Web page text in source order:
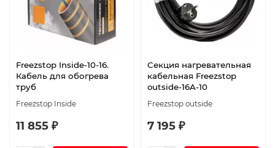
Freezstop Inside-10-16.
Кабель для обогрева
труб
Freezstop Inside
11 855 ₽
Секция нагревательная
кабельная Freezstop
outside-16A-10
Freezstop outside
7 195 ₽